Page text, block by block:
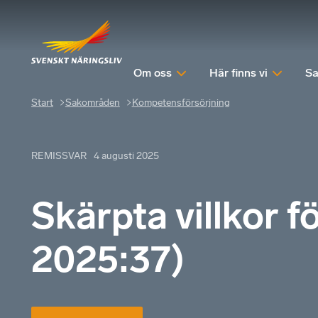
Om oss Här finns vi
Start Sakområden Kompetensförsörjning
REMISSVAR 4 augusti 2025
Skärpta villkor
2025:37)